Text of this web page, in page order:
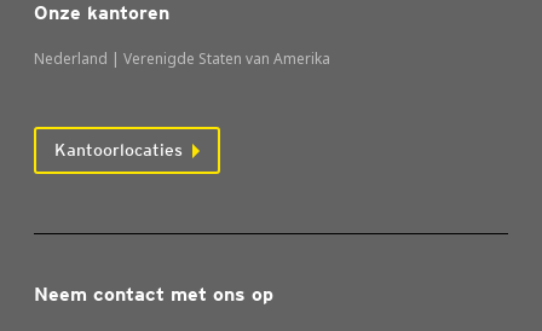
Onze kantoren
Nederland | Verenigde Staten van Amerika
Kantoorlocaties
Neem contact met ons op